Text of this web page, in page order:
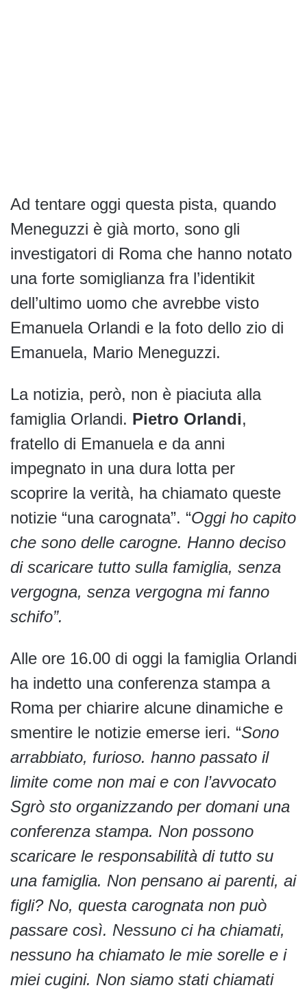
Ad tentare oggi questa pista, quando
Meneguzzi è già morto, sono gli
investigatori di Roma che hanno notato
una forte somiglianza fra l’identikit
dell’ultimo uomo che avrebbe visto
Emanuela Orlandi e la foto dello zio di
Emanuela, Mario Meneguzzi.
La notizia, però, non è piaciuta alla
famiglia Orlandi. Pietro Orlandi,
fratello di Emanuela e da anni
impegnato in una dura lotta per
scoprire la verità, ha chiamato queste
notizie “una carognata”. “Oggi ho capito
che sono delle carogne. Hanno deciso
di scaricare tutto sulla famiglia, senza
vergogna, senza vergogna mi fanno
schifo”.
Alle ore 16.00 di oggi la famiglia Orlandi
ha indetto una conferenza stampa a
Roma per chiarire alcune dinamiche e
smentire le notizie emerse ieri. “Sono
arrabbiato, furioso. hanno passato il
limite come non mai e con l’avvocato
Sgrò sto organizzando per domani una
conferenza stampa. Non possono
scaricare le responsabilità di tutto su
una famiglia. Non pensano ai parenti, ai
figli? No, questa carognata non può
passare così. Nessuno ci ha chiamati,
nessuno ha chiamato le mie sorelle e i
miei cugini. Non siamo stati chiamati